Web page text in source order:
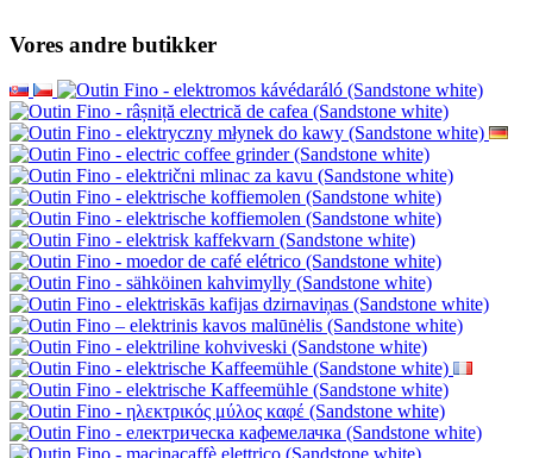
Vores andre butikker